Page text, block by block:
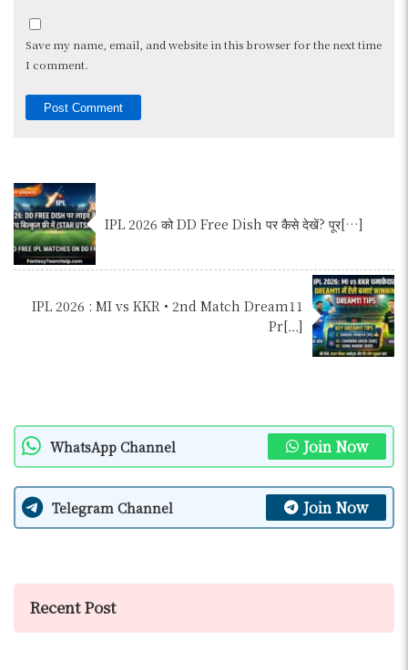
Save my name, email, and website in this browser for the next time
I comment.
IPL 2026 को DD Free Dish पर कैसे देखें? पूर[…]
IPL 2026 : MI vs KKR • 2nd Match Dream11
Pr[…]
WhatsApp Channel Join Now
Telegram Channel Join Now
Recent Post